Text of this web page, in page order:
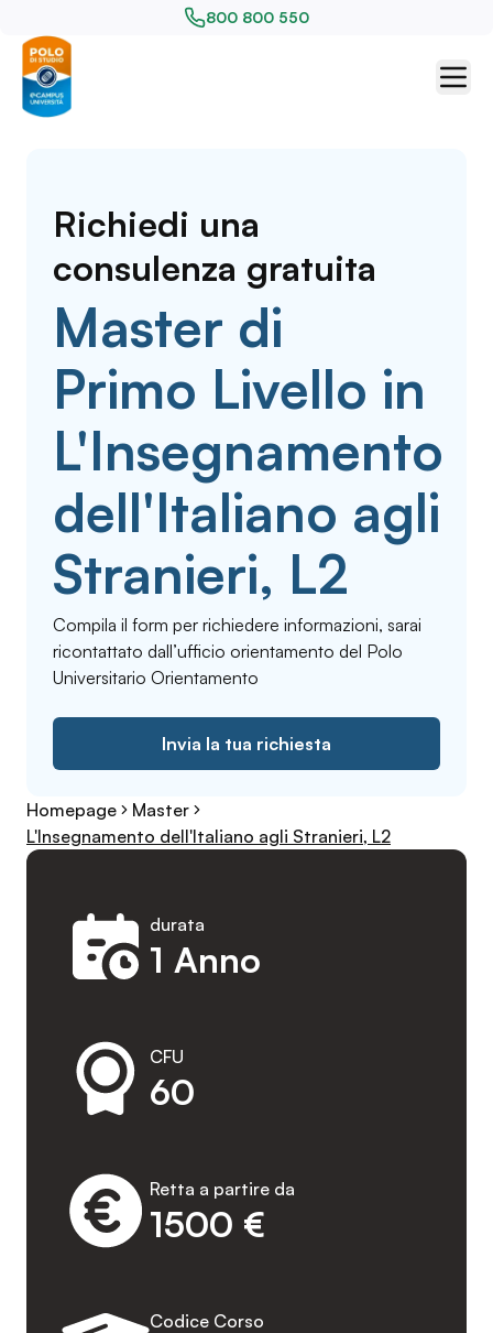
800 800 550
Richiedi una
consulenza gratuita
Master di
Primo Livello in
L'Insegnamento
dell'Italiano agli
Stranieri, L2
Compila il form per richiedere informazioni, sarai
ricontattato dall’ufficio orientamento del Polo
Universitario Orientamento
Invia la tua richiesta
Homepage
Master
L'Insegnamento dell'Italiano agli Stranieri, L2
1 Anno
durata
60
CFU
1500 €
Retta a partire da
Codice Corso